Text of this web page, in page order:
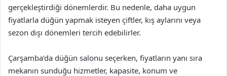
gerçekleştirdiği dönemlerdir. Bu nedenle, daha uygun
fiyatlarla düğün yapmak isteyen çiftler, kış aylarını veya
sezon dışı dönemleri tercih edebilirler.
Çarşamba’da düğün salonu seçerken, fiyatların yanı sıra
mekanın sunduğu hizmetler, kapasite, konum ve